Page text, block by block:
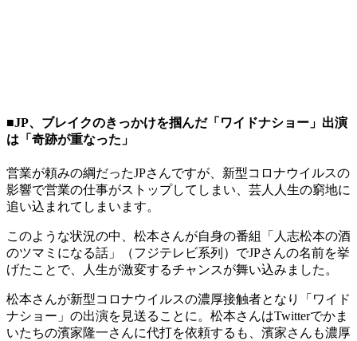
■JP、ブレイクのきっかけを掴んだ「ワイドナショー」出演
は「奇跡が重なった」
営業が頼みの綱だったJPさんですが、新型コロナウイルスの
影響で営業の仕事がストップしてしまい、芸人人生の窮地に
追い込まれてしまいます。
このような状況の中、松本さんが自身の番組「人志松本の酒
のツマミになる話」（フジテレビ系列）でJPさんの名前を挙
げたことで、人生が激変するチャンスが舞い込みました。
松本さんが新型コロナウイルスの濃厚接触者となり「ワイド
ナショー」の出演を見送ることに。松本さんはTwitterでかま
いたちの濱家隆一さんに代打を依頼するも、濱家さんも濃厚